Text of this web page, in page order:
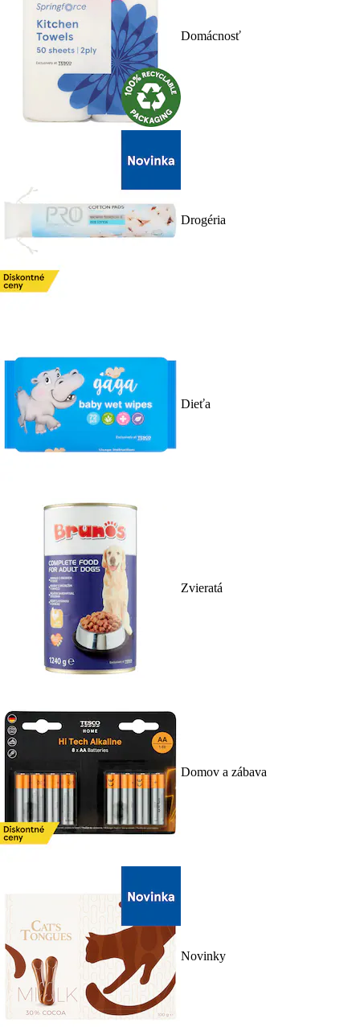
Domácnosť
Drogéria
Dieťa
Zvieratá
Domov a zábava
Novinky